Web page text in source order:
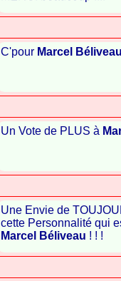
C'pour Marcel
Un Vote de PLUS à
Une Envie de
cette Personnalité qui
Marcel Béliveau ! ! !